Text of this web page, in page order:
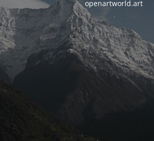
openartworld.art